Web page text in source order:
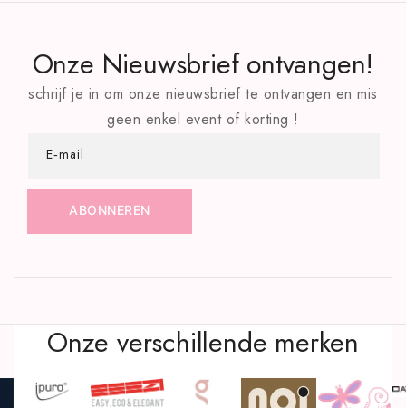
Onze Nieuwsbrief ontvangen!
schrijf je in om onze nieuwsbrief te ontvangen en mis
geen enkel event of korting !
E‑mail
ABONNEREN
Onze verschillende merken